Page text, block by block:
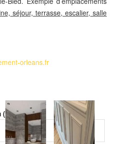
séjour, terrasse, escalier, salle
orleans.fr
Veuillez laisser ce champ vide.
(obligatoire)